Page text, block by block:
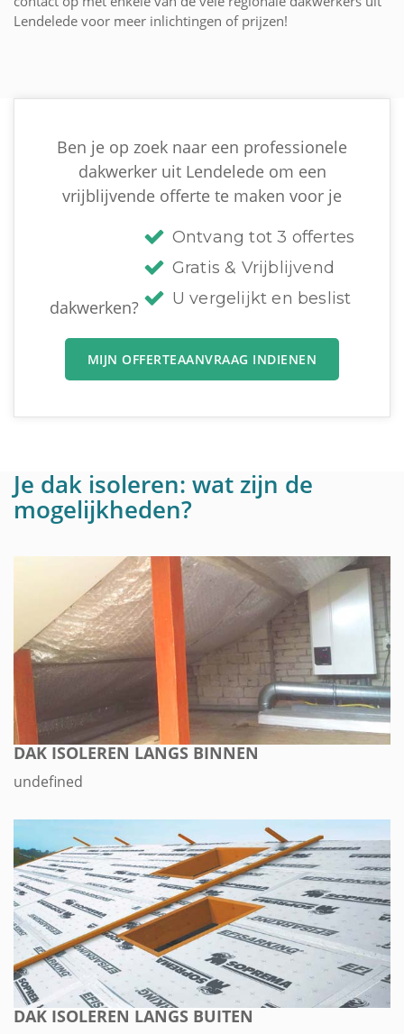
Lendelede voor meer inlichtingen of prijzen!
Ben je op zoek naar een professionele
dakwerker uit Lendelede om een
vrijblijvende offerte te maken voor je
dakwerken?
Ontvang tot 3 offertes
Gratis & Vrijblijvend
U vergelijkt en beslist
MIJN OFFERTEAANVRAAG INDIENEN
Je dak isoleren: wat zijn de
mogelijkheden?
DAK ISOLEREN LANGS BINNEN
undefined
DAK ISOLEREN LANGS BUITEN